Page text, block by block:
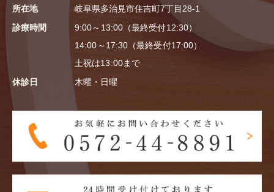
所在地
岐阜県多治見市住吉町7丁目28-1
診療時間
9:00～13:00（最終受付12:30）
14:00～17:30（最終受付17:00）
土祝は13:00まで
休診日
木曜・日曜